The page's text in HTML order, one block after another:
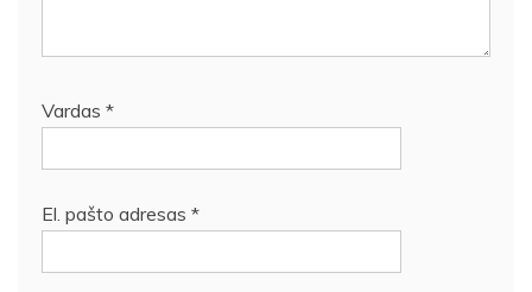
Vardas *
El. pašto adresas *